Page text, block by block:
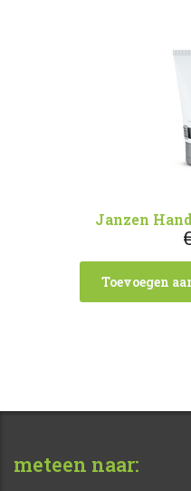
Janzen
€
Toevoegen
meteen naar: